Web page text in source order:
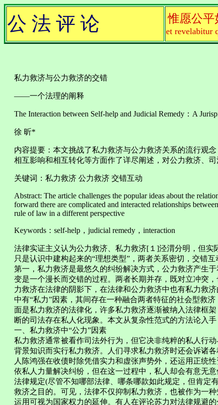
公 法 评 论 惟愿公平
et revelabitur
私力救济与公力救济的交错
——一个法理的阐释
The Interaction between Self-help and Judicial Remedy：A
徐 昕*
内容提要：本文挑战了私力救济与公力救济关系的流行观
相互影响和相互转化等方面作了详尽阐述，对公力救济、
关键词：私力救济 公力救济 交错互动
Abstract: The article challenges the popular ideas about the
forward there are complicated and interacted relationships
rule of law in a different perspective
Keywords：self-help，judicial remedy，interaction
法律实证主义认为公力救济、私力救济[１]泾渭分明，但
只是认识中建构起来的“理想类型”，两者关系密切，交错
第一，私力救济是最悠久的纠纷解决方式，公力救济产生
变是一个漫长而交错的过程。两者长期并存，既对立冲突
力救济在法律的阴影下，在法律和公力救济中也有私力救
中有“私力”因素，其间存在一种融合两者特征的社会型救
面是私力救济的法律化，许多私力救济逐渐被纳入法律框
断的司法存在私人化现象。本文从复杂性范式的方法论入
一、私力救济中“公力”因素
私力救济通常被看作司法外行为，但它决非纯粹的私人行
背景知识而实行私力救济。人们寻求私力救济时还会诉诸
人陈鸿强在收债时除凭借实力和虚张声势外，还运用正统
依私人力量解决纠纷，但在这一过程中，私人却会有意无
法律规定(尽管不知哪部法律、哪条哪款如此规定，但肯定
救济之目的。可见，法律不仅抑制私力救济，也被作为一
运用可视为国家权力的延伸。有人在评论苏力对法律规避